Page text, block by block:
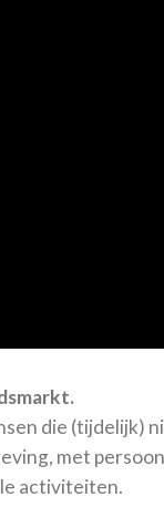
die (tijdelijk)
met
activiteiten.